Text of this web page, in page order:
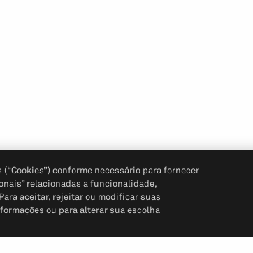
conforme necessário para fornecer
relacionadas a funcionalidade,
aceitar, rejeitar ou modificar suas
ou para alterar sua escolha